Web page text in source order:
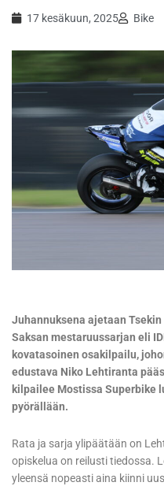
17 kesäkuun, 2025 Bike
Juhannuksena ajetaan
Saksan mestaruussarjan eli
kovatasoinen osakilpailu,
edustava Niko Lehtiranta
kilpailee Mostissa Superbike
pyörällään.
Rata ja sarja ylipäätään on
opiskelua on reilusti tiedossa.
yleensä nopeasti aina kiinni